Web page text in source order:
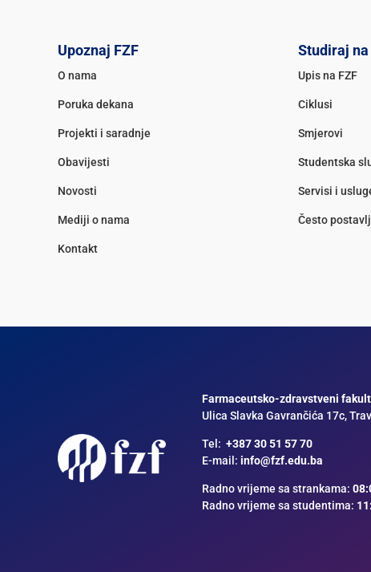
Upoznaj FZF
O nama
Poruka dekana
Projekti i saradnje
Obavijesti
Novosti
Mediji o nama
Kontakt
Studiraj na
Upis na FZF
Ciklusi
Smjerovi
Studentska
Servisi i
Često
Farmaceutsko-zdravstveni
Ulica Slavka Gavrančića 17c,
Tel: +387 30 51 57 70
E-mail: info@fzf.edu.ba
Radno vrijeme sa strankama:
Radno vrijeme sa studentima: